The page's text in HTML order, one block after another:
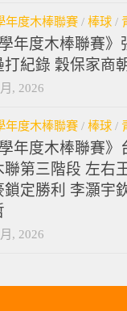
年度木棒聯賽 / 棒球 /
年度木棒聯賽》
打紀錄 穀保家商
, 2026
年度木棒聯賽 / 棒球 /
年度木棒聯賽》
聯第三階段 左右
鎖定勝利 李灝宇
, 2026